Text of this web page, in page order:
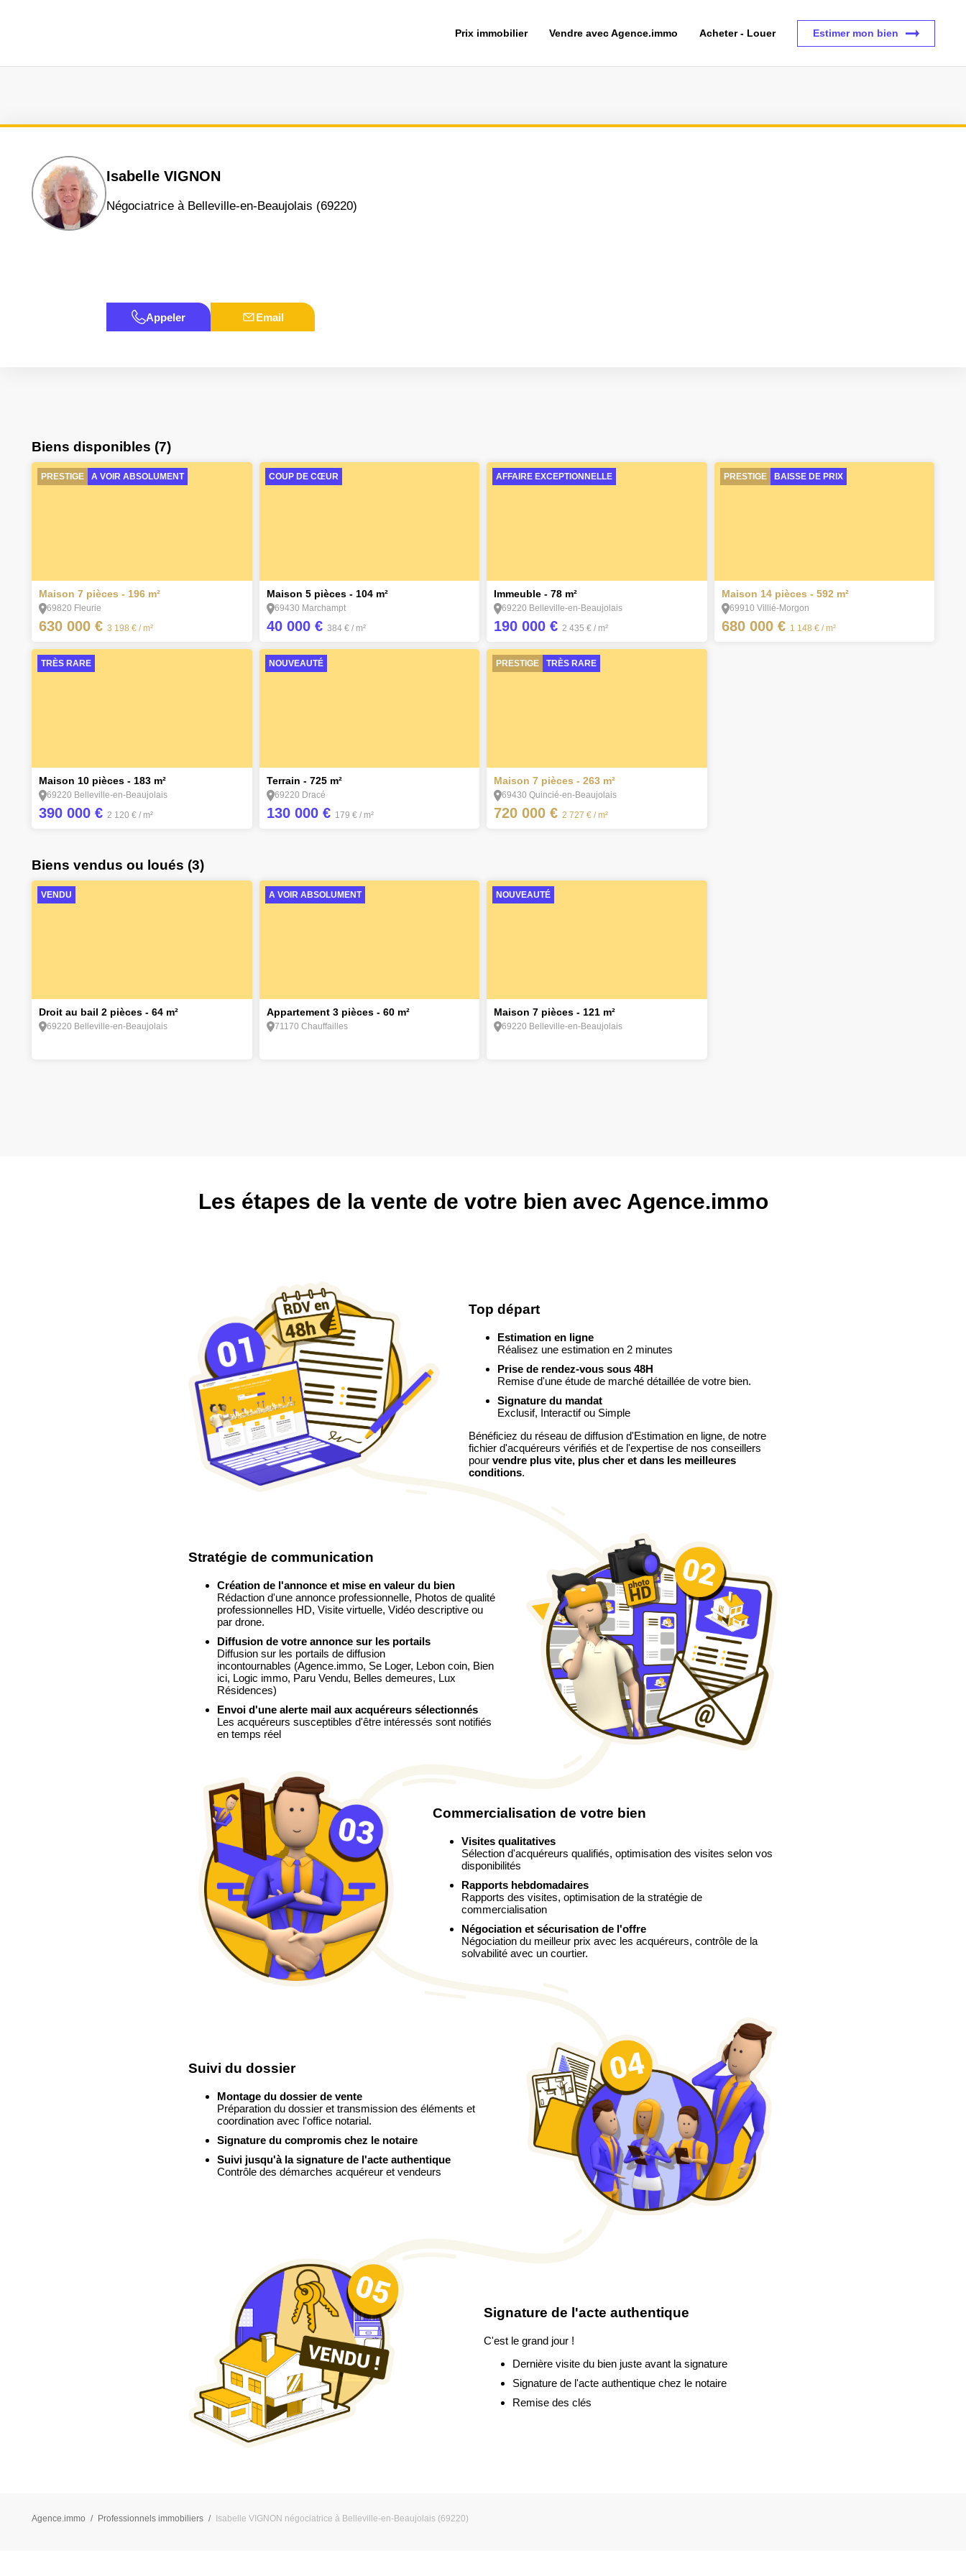
Prix immobilier Vendre avec Agence.immo Acheter - Louer Estimer mon bien
Isabelle VIGNON
négociatrice à Belleville-en-Beaujolais (69220)
Appeler Email
Biens disponibles (7)
PRESTIGE A VOIR ABSOLUMENT
Maison 7 pièces - 196 m²
69820 Fleurie
630 000 € 3 198 € / m²
COUP DE CŒUR
Maison 5 pièces - 104 m²
69430 Marchampt
40 000 € 384 €/ m²
AFFAIRE EXCEPTIONNELLE
Immeuble - 78 m²
69220 Belleville-en-Beaujolais
190 000 € 2 435 € / m²
PRESTIGE BAISSE DE PRIX
Maison 14 pièces - 592 m²
69910 Villié-Morgon
680 000 € 1 148 €/ m²
TRÈS RARE
Maison 10 pièces - 183 m²
69220 Belleville-en-Beaujolais
390 000 € 2 120 € / m²
NOUVEAUTÉ
Terrain - 725 m²
69220 Dracé
130 000 € 179 €/ m²
PRESTIGE TRÈS RARE
Maison 7 pièces - 263 m²
69430 Quincié-en-Beaujolais
720 000 € 2 727 € / m²
Biens vendus ou loués (3)
VENDU
Droit au bail 2 pièces - 64 m²
69220 Belleville-en-Beaujolais
A VOIR ABSOLUMENT
Appartement 3 pièces - 60 m²
71170 Chauffailles
NOUVEAUTÉ
Maison 7 pièces - 121 m²
69220 Belleville-en-Beaujolais
Les étapes de la vente de votre bien avec Agence.immo
Top départ
Estimation en ligne
Réalisez une estimation en 2 minutes
Prise de rendez-vous sous 48H
Remise d'une étude de marché détaillée de votre bien.
Signature du mandat
Exclusif, Interactif ou Simple
Bénéficiez du réseau de diffusion d'Estimation en ligne, de notre
fichier d'acquéreurs vérifiés et de l'expertise de nos conseillers
pour vendre plus vite, plus cher et dans les meilleures
conditions.
Stratégie de communication
Création de l'annonce et mise en valeur du bien
Rédaction d'une annonce professionnelle, Photos de qualité
professionnelles HD, Visite virtuelle, Vidéo descriptive ou
par drone.
Diffusion de votre annonce sur les portails
Diffusion sur les portails de diffusion
incontournables (Agence.immo, Se Loger, Lebon coin, Bien
ici, Logic immo, Paru Vendu, Belles demeures, Lux
Résidences)
Envoi d'une alerte mail aux acquéreurs sélectionnés
Les acquéreurs susceptibles d'être intéressés sont notifiés
en temps réel
Commercialisation de votre bien
Visites qualitatives
Sélection d'acquéreurs qualifiés, optimisation des visites selon vos
disponibilités
Rapports hebdomadaires
Rapports des visites, optimisation de la stratégie de
commercialisation
Négociation et sécurisation de l'offre
Négociation du meilleur prix avec les acquéreurs, contrôle de la
solvabilité avec un courtier.
Suivi du dossier
Montage du dossier de vente
Préparation du dossier et transmission des éléments et
coordination avec l'office notarial.
Signature du compromis chez le notaire
Suivi jusqu'à la signature de l'acte authentique
Contrôle des démarches acquéreur et vendeurs
Signature de l'acte authentique
C'est le grand jour !
Dernière visite du bien juste avant la signature
Signature de l'acte authentique chez le notaire
Remise des clés
Agence.immo Professionnels immobiliers Isabelle VIGNON négociatrice à Belleville-en-Beaujolais (69220)